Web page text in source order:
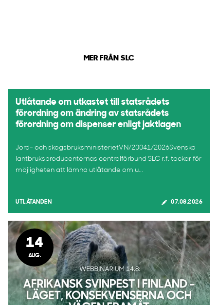
MER FRÅN SLC
Utlåtande om utkastet till statsrådets
förordning om ändring av statsrådets
förordning om dispenser enligt jaktlagen
Jord- och skogsbruksministerietVN/20041/2026Svenska
lantbruksproducenternas centralförbund SLC r.f. tackar för
möjligheten att lämna utlåtande om u...
UTLÅTANDEN 07.08.2026
14
AUG.